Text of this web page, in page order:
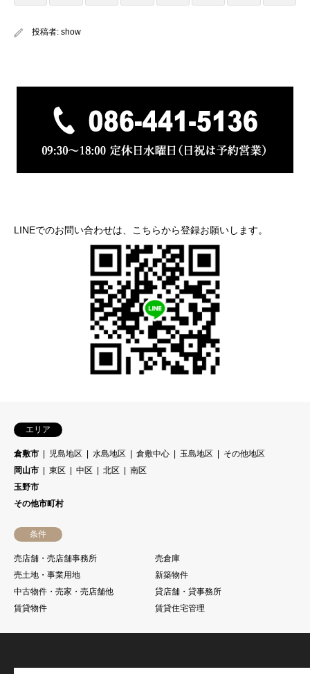
投稿者: show
LINEでのお問い合わせは、こちらから登録お願いします。
エリア
倉敷市 児島地区 水島地区 倉敷中心 玉島地区
その他地区
岡山市
東区 中区 北区
南区
玉野市
その他市町村
条件
売店舗・売店舗事務所
売倉庫
売土地・事業用地
新築物件
中古物件・売家・売店舗他
貸店舗・貸事務所
賃貸物件
賃貸住宅管理